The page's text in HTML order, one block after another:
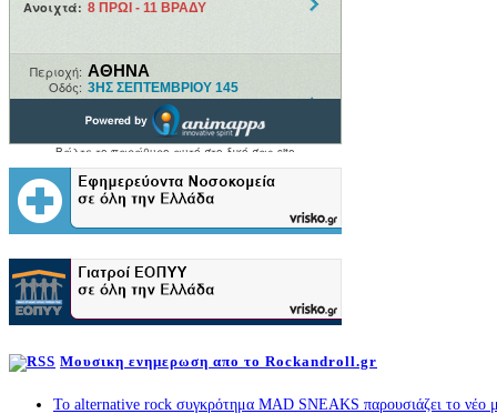
Μουσικη ενημερωση απο το Rockandroll.gr
Το alternative rock συγκρότημα MAD SNEAKS παρουσιάζει το νέο